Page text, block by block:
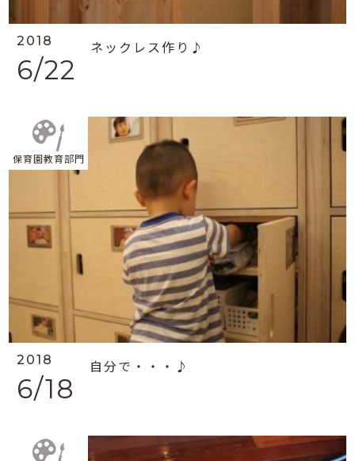
2018
6/22
ネックレス作り♪
保育園教育部門
2018
6/18
自分で・・・♪